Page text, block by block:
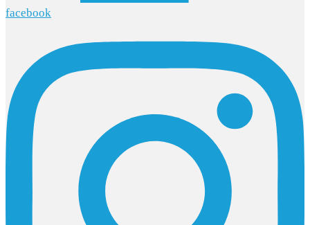
facebook